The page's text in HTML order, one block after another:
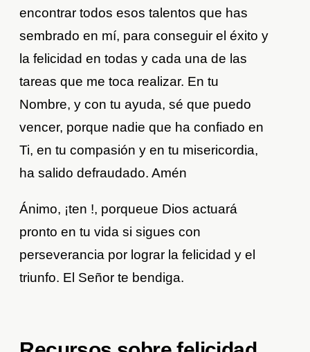
encontrar todos esos talentos que has
sembrado en mí, para conseguir el éxito y
la felicidad en todas y cada una de las
tareas que me toca realizar. En tu
Nombre, y con tu ayuda, sé que puedo
vencer, porque nadie que ha confiado en
Ti, en tu compasión y en tu misericordia,
ha salido defraudado. Amén
Ánimo, ¡ten !, porqueue Dios actuará
pronto en tu vida si sigues con
perseverancia por lograr la felicidad y el
triunfo. El Señor te bendiga.